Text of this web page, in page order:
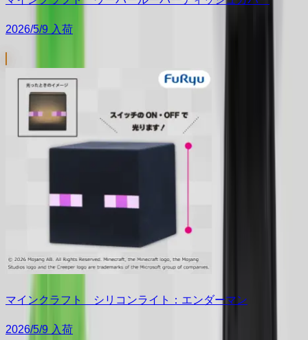
2026/5/9 入荷
マインクラフト シリコンライト：エンダーマン
2026/5/9 入荷